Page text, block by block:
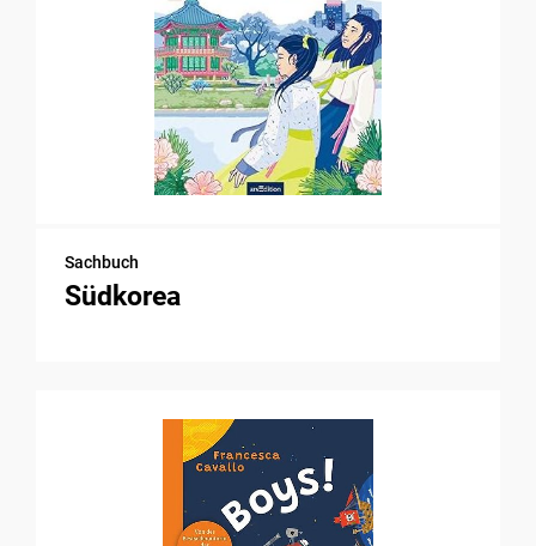
Sachbuch
Südkorea